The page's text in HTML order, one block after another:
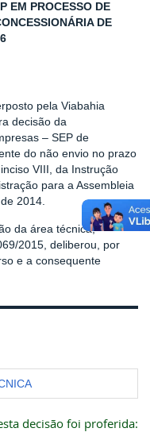
EM PROCESSO DE
DE
pela Viabahia
decisão da
– SEP de
do não envio no prazo
VIII, da Instrução
para a Assembleia
2014.
da área técnica,
2015, deliberou, por
e a consequente
decisão foi proferida: